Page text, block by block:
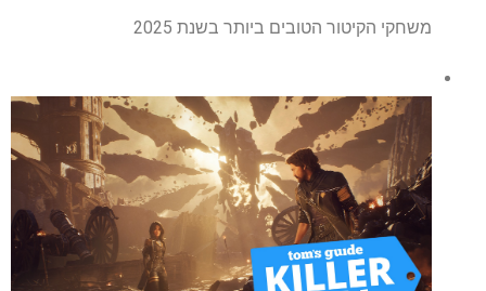
משחקי הקיטור הטובים ביותר בשנת 2025